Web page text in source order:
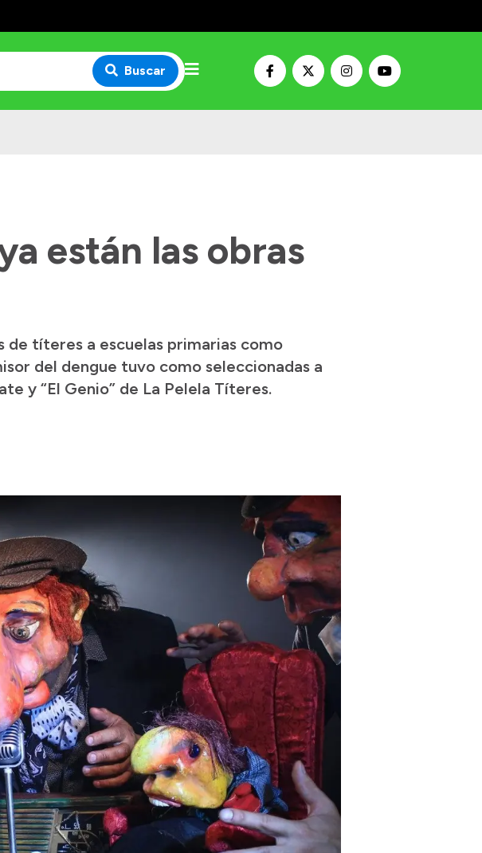
Buscar
están las obras
de títeres a escuelas primarias como
del dengue tuvo como seleccionadas a
y “El Genio” de La Pelela Títeres.